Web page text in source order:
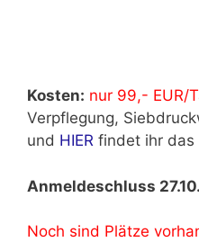
Kosten: nur 99,- EUR/
Verpflegung,
und HIER findet ihr das
Anmeldeschluss
Noch sind Plätze